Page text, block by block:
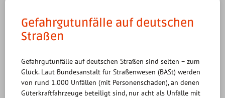
Gefahrgutunfälle auf deutschen
Straßen
Gefahrgutunfälle auf deutschen Straßen sind selten – zum
Glück. Laut Bundesanstalt für Straßenwesen (BASt) werden
von rund 1.000 Unfällen (mit Personenschaden), an denen
Güterkraftfahrzeuge beteiligt sind, nur acht als Unfälle mit